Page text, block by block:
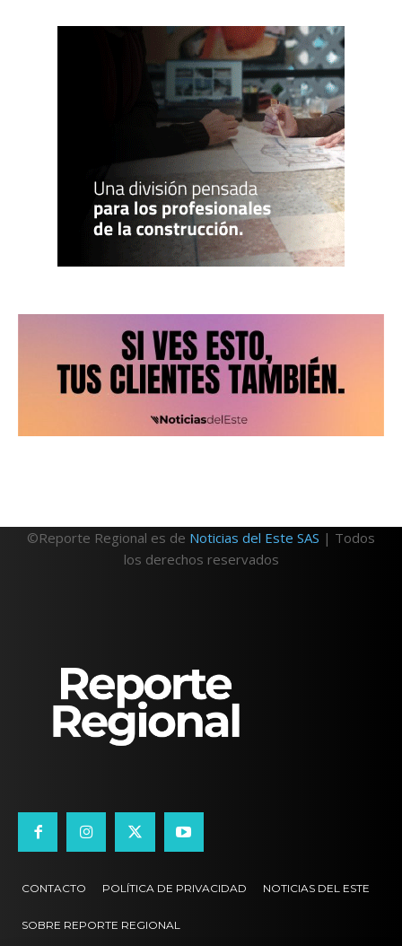
©Reporte Regional es de Noticias del Este SAS | Todos
los derechos reservados
CONTACTO POLÍTICA DE PRIVACIDAD NOTICIAS DEL ESTE
SOBRE REPORTE REGIONAL